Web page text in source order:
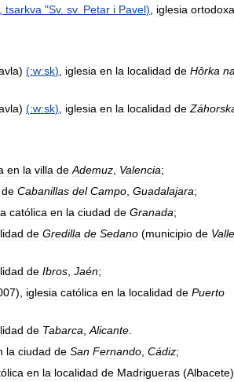
tsarkva "Sv. sv. Petar i Pavel) iglesia ortodoxa
) (:w:sk) iglesia en la localidad de Hôrka
) (:w:sk) iglesia en la localidad de
en la villa de Ademuz Valencia;
de Cabanillas del Campo Guadalajara;
católica en la ciudad de Granada;
de Gredilla de Sedano (municipio de Valle
de Ibros Jaén;
), iglesia católica en la localidad de Puerto
de Tabarca Alicante
la ciudad de San Fernando Cádiz;
en la localidad de Madrigueras (Albacete),